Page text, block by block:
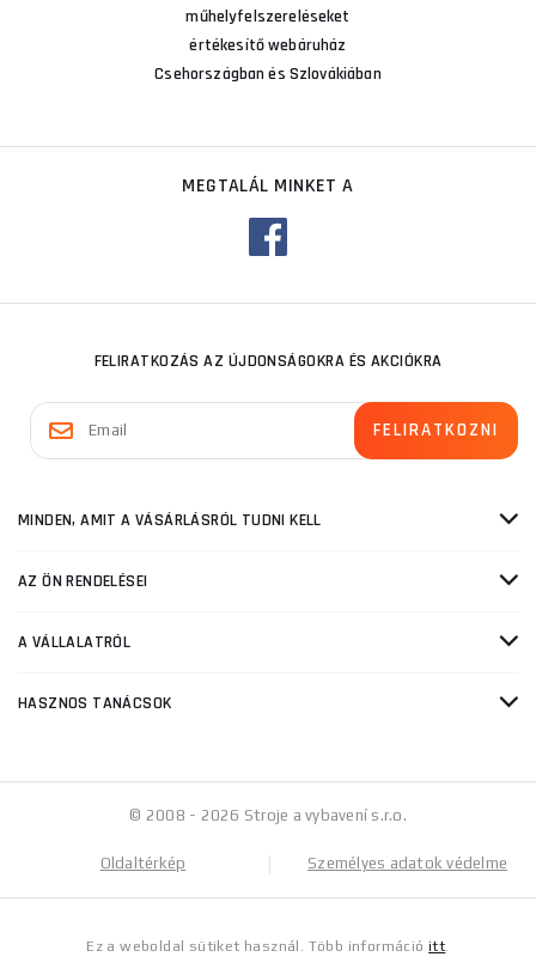
műhelyfelszereléseket
értékesítő webáruház
Csehországban és Szlovákiában
MEGTALÁL MINKET A
FELIRATKOZÁS AZ ÚJDONSÁGOKRA ÉS AKCIÓKRA
MINDEN, AMIT A VÁSÁRLÁSRÓL TUDNI KELL
AZ ÖN RENDELÉSEI
A VÁLLALATRÓL
HASZNOS TANÁCSOK
© 2008 - 2026 Stroje a vybavení s.r.o.
Oldaltérkép Személyes adatok védelme
Ez a weboldal sütiket használ. Több információitt.